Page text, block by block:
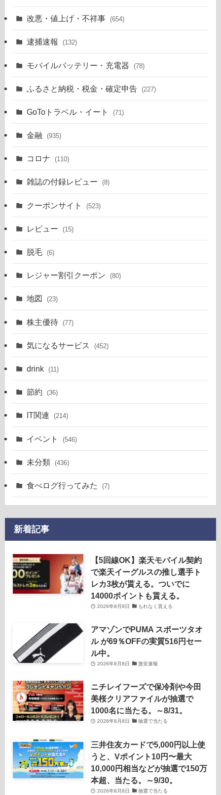
改悪・値上げ・不祥事 (654)
逮捕速報 (132)
モバイルバッテリー・充電器 (78)
ふるさと納税・税金・確定申告 (227)
GoToトラベル・イート (71)
金融 (935)
コロナ (110)
雑誌の付録レビュー (8)
クーポンサイト (523)
レビュー (15)
脱毛 (6)
レジャー割引クーポン (80)
地図 (23)
株主優待 (77)
気になるサービス (452)
drink (11)
節約 (36)
IT関連 (214)
イベント (546)
未分類 (436)
食べログ行ってみた (7)
新着記事
【5回線OK】楽天モバイル契約
で楽天イーグルスの推し選手ト
レカ3枚が貰える。ついでに
14000ポイントも貰える。
2026年8月8日 もれなく貰える
アマゾンでPUMA スポーツタオ
ル が69％OFFの実質516円セー
ル中。
2026年8月8日 激安速報
ニチレイフーズで保冷剤や今田
美桜クリアファイルが抽選で
1000名に当たる。～8/31。
2026年8月8日 抽選で当たる
三井住友カードで5,000円以上使
うと、Vポイント10円〜最大
10,000円相当などが抽選で150万
本超、当たる。～9/30。
2026年8月8日 抽選で当たる